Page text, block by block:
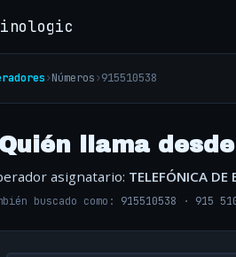
›Números›915510538
llama
asignatario: TELEFÓNICA DE
buscado como: 915510538 · 915